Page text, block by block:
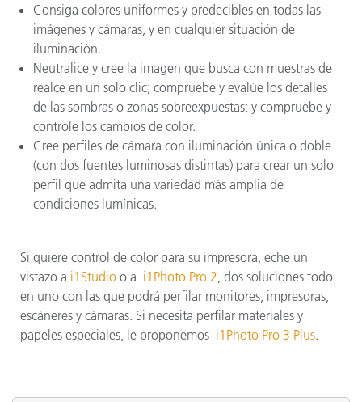
Consiga colores uniformes y predecibles en todas las
imágenes y cámaras, y en cualquier situación de
iluminación.
Neutralice y cree la imagen que busca con muestras de
realce en un solo clic; compruebe y evalúe los detalles
de las sombras o zonas sobreexpuestas; y compruebe y
controle los cambios de color.
Cree perfiles de cámara con iluminación única o doble
(con dos fuentes luminosas distintas) para crear un solo
perfil que admita una variedad más amplia de
condiciones lumínicas.
Si quiere control de color para su impresora, eche un
vistazo a i1Studio o a i1Photo Pro 2, dos soluciones todo
en uno con las que podrá perfilar monitores, impresoras,
escáneres y cámaras. Si necesita perfilar materiales y
papeles especiales, le proponemos i1Photo Pro 3 Plus.